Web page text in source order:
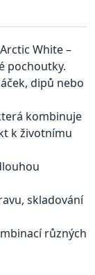
White –
pochoutky.
dipů nebo
kombinuje
k životnímu
skladování
různých